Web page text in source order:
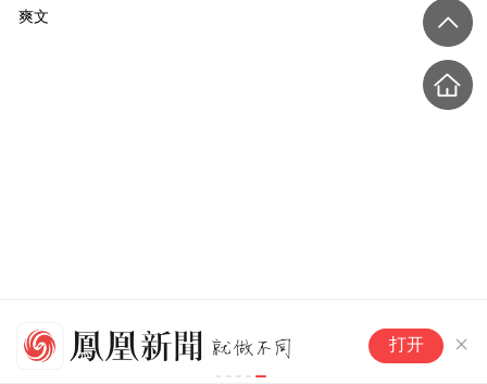
浙江宣传：让“青椒”手握更多机
会
打开
爽文
女子称在关东煮中吃出死蟑
螂，便利店：烫过不可能这